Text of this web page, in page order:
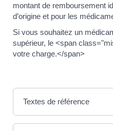
montant de remboursement
d’origine et pour les
Si vous souhaitez un
supérieur, le <span
votre charge.</span>
Textes de référence